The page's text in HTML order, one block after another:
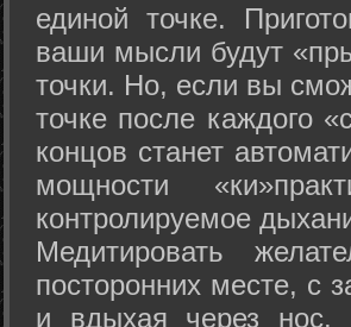
единой точке.
ваши мысли будут
точки. Но, если вы
точке после каждого
концов станет
мощности
контролируемое
Медитировать
посторонних месте, с
и вдыхая через